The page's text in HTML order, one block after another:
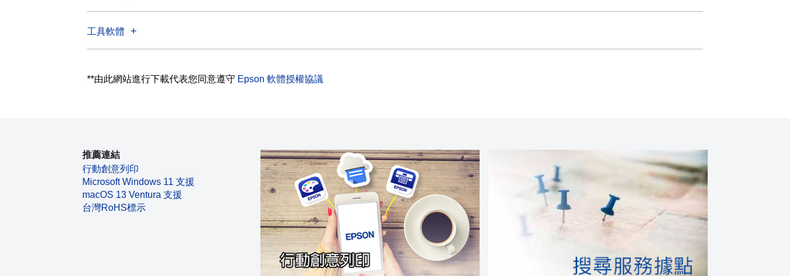
工具軟體
**由此網站進行下載代表您同意遵守 Epson 軟體授權協議
推薦連結
行動創意列印
Microsoft Windows 11 支援
macOS 13 Ventura 支援
台灣RoHS標示